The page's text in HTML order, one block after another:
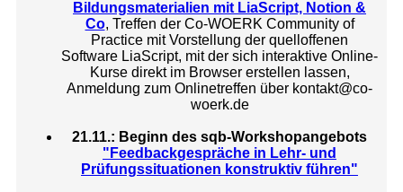
Bildungsmaterialien mit LiaScript, Notion &
Co, Treffen der Co-WOERK Community of
Practice mit Vorstellung der quelloffenen
Software LiaScript, mit der sich interaktive Online-
Kurse direkt im Browser erstellen lassen,
Anmeldung zum Onlinetreffen über kontakt@co-
woerk.de
21.11.: Beginn des sqb-Workshopangebots
"Feedbackgespräche in Lehr- und
Prüfungssituationen konstruktiv führen"